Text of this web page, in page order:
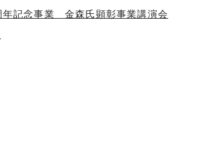
年記念事業 金森氏顕彰事業講演会